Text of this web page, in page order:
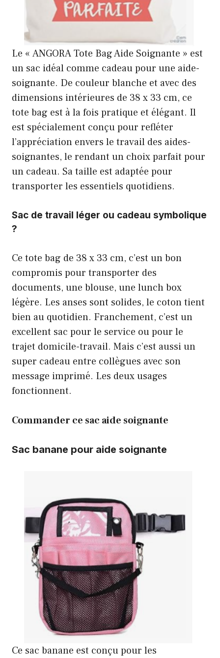
Le « ANGORA Tote Bag Aide Soignante » est
un sac idéal comme cadeau pour une aide-
soignante. De couleur blanche et avec des
dimensions intérieures de 38 x 33 cm, ce
tote bag est à la fois pratique et élégant. Il
est spécialement conçu pour refléter
l’appréciation envers le travail des aides-
soignantes, le rendant un choix parfait pour
un cadeau. Sa taille est adaptée pour
transporter les essentiels quotidiens.
Sac de travail léger ou cadeau symbolique
?
Ce tote bag de 38 x 33 cm, c’est un bon
compromis pour transporter des
documents, une blouse, une lunch box
légère. Les anses sont solides, le coton tient
bien au quotidien. Franchement, c’est un
excellent sac pour le service ou pour le
trajet domicile-travail. Mais c’est aussi un
super cadeau entre collègues avec son
message imprimé. Les deux usages
fonctionnent.
Commander ce sac aide soignante
Sac banane pour aide soignante
Ce sac banane est conçu pour les